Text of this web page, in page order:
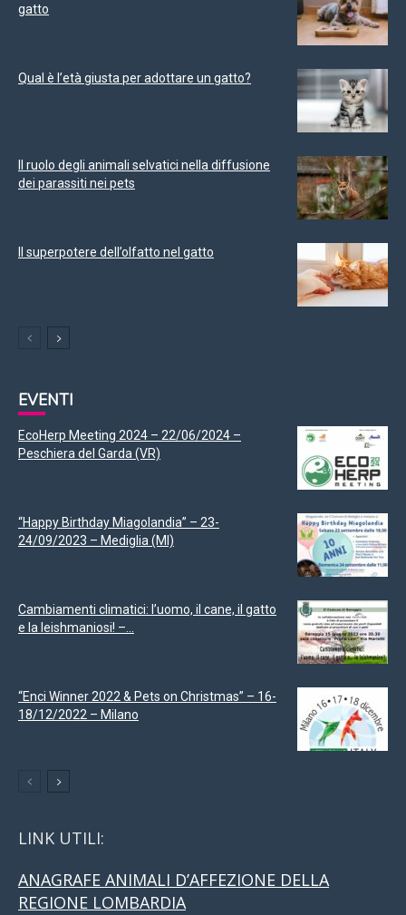
gatto
Qual è l’età giusta per adottare un gatto?
Il ruolo degli animali selvatici nella diffusione
dei parassiti nei pets
Il superpotere dell’olfatto nel gatto
EVENTI
EcoHerp Meeting 2024 – 22/06/2024 –
Peschiera del Garda (VR)
“Happy Birthday Miagolandia” – 23-
24/09/2023 – Mediglia (MI)
Cambiamenti climatici: l’uomo, il cane, il gatto
e la leishmaniosi! –...
“Enci Winner 2022 & Pets on Christmas” – 16-
18/12/2022 – Milano
LINK UTILI:
ANAGRAFE ANIMALI D’AFFEZIONE DELLA
REGIONE LOMBARDIA